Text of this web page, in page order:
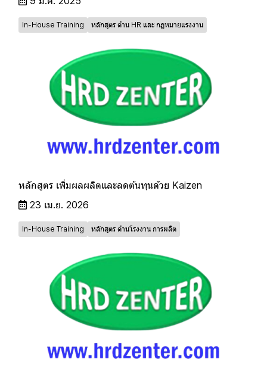
In-House Training หลักสูตร ด้าน HR และ กฏหมายแรงงาน
หลักสูตร เพิ่มผลผลิตและลดต้นทุนด้วย Kaizen
23 เม.ย. 2026
In-House Training หลักสูตร ด้านโรงงาน การผลิต